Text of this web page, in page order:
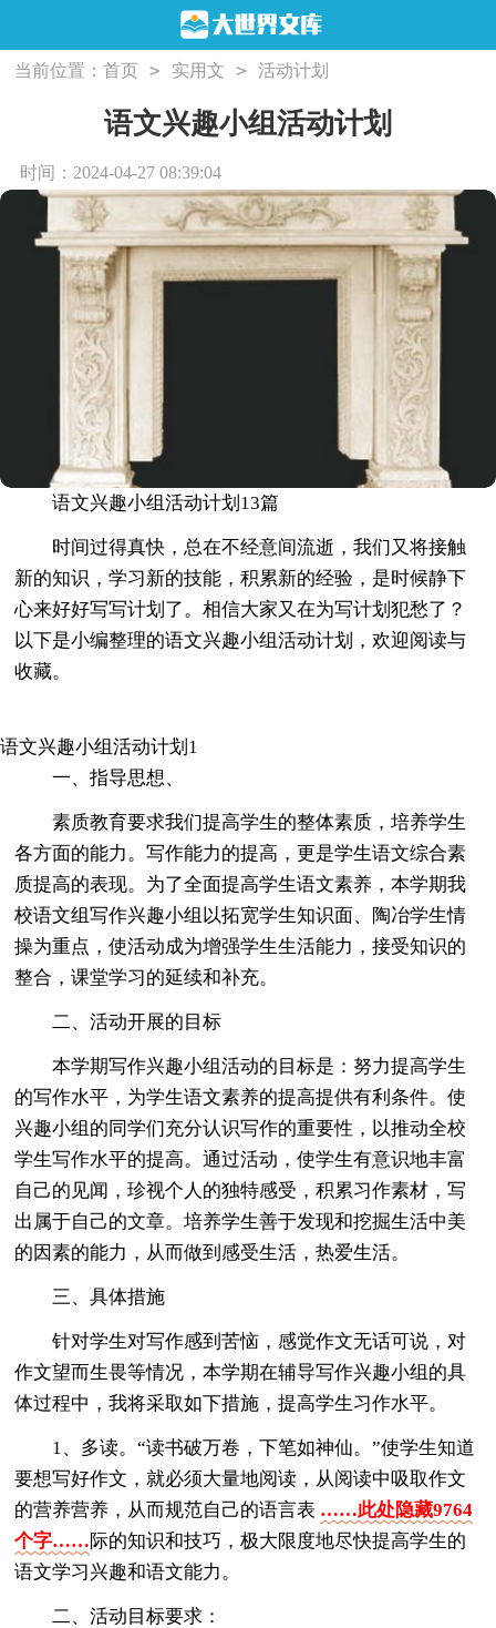
当前位置：首页 > 实用文 > 活动计划
语文兴趣小组活动计划
时间：2024-04-27 08:39:04
语文兴趣小组活动计划13篇
时间过得真快，总在不经意间流逝，我们又将接触
新的知识，学习新的技能，积累新的经验，是时候静下
心来好好写写计划了。相信大家又在为写计划犯愁了？
以下是小编整理的语文兴趣小组活动计划，欢迎阅读与
收藏。
语文兴趣小组活动计划1
一、指导思想、
素质教育要求我们提高学生的整体素质，培养学生
各方面的能力。写作能力的提高，更是学生语文综合素
质提高的表现。为了全面提高学生语文素养，本学期我
校语文组写作兴趣小组以拓宽学生知识面、陶冶学生情
操为重点，使活动成为增强学生生活能力，接受知识的
整合，课堂学习的延续和补充。
二、活动开展的目标
本学期写作兴趣小组活动的目标是：努力提高学生
的写作水平，为学生语文素养的提高提供有利条件。使
兴趣小组的同学们充分认识写作的重要性，以推动全校
学生写作水平的提高。通过活动，使学生有意识地丰富
自己的见闻，珍视个人的独特感受，积累习作素材，写
出属于自己的文章。培养学生善于发现和挖掘生活中美
的因素的能力，从而做到感受生活，热爱生活。
三、具体措施
针对学生对写作感到苦恼，感觉作文无话可说，对
作文望而生畏等情况，本学期在辅导写作兴趣小组的具
体过程中，我将采取如下措施，提高学生习作水平。
1、多读。“读书破万卷，下笔如神仙。”使学生知道
要想写好作文，就必须大量地阅读，从阅读中吸取作文
的营养营养，从而规范自己的语言表 ……此处隐藏9764
个字……际的知识和技巧，极大限度地尽快提高学生的
语文学习兴趣和语文能力。
二、活动目标要求：